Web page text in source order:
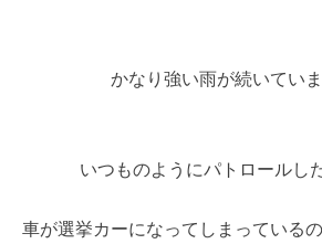
かなり強い雨が続いてい
いつものようにパトロールし
車が選挙カーになってしまっている